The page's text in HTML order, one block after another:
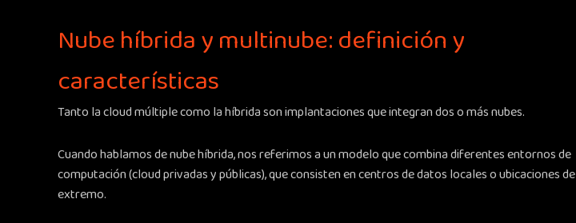
Nube híbrida y multinube: definición y
características
Tanto la cloud múltiple como la híbrida son implantaciones que integran dos o más nubes.
Cuando hablamos de nube híbrida, nos referimos a un modelo que combina diferentes entornos de
computación (cloud privadas y públicas), que consisten en centros de datos locales o ubicaciones de
extremo.